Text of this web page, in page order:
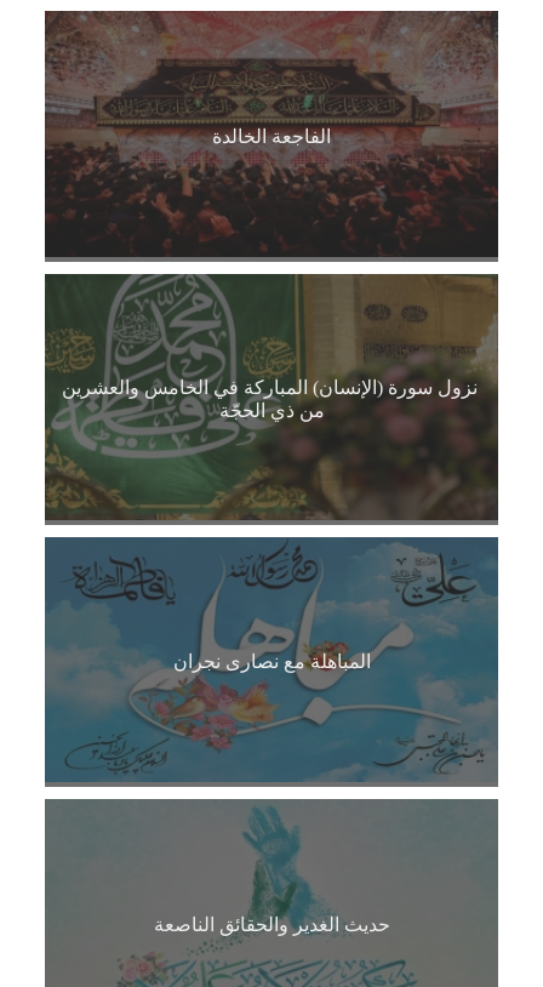
الفاجعة الخالدة
نزول سورة (الإنسان) المباركة في الخامس والعشرين
من ذي الحجّة
المباهلة مع نصارى نجران
حديث الغدير والحقائق الناصعة